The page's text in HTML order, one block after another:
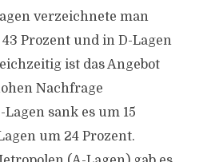
verzeichnete man
Prozent und in D-Lagen
ist das Angebot
Nachfrage
sank es um 15
um 24 Prozent.